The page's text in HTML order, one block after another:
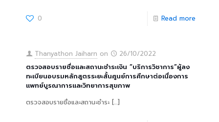
0 Read more
Thanyathon Jaiharn on
26/10/2022
ตรวจสอบรายชื่อและสถานะชำระเงิน “บริการวิชาการ”ผู้ลง
ทะเบียนอบรมหลักสูตรระยะสั้นศูนย์การศึกษาต่อเนื่องการ
แพทย์บูรณาการและวิทยาการสุขภาพ
ตรวจสอบรายชื่อและสถานะชำระ […]